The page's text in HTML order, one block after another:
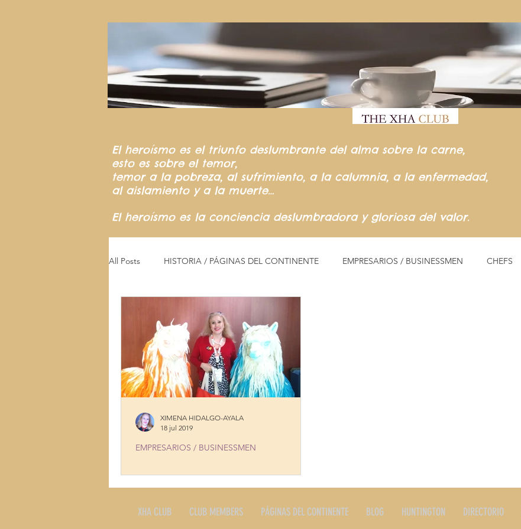
El heroísmo es el triunfo deslumbrante del alma sobre la carne,
esto es sobre el temor,
temor a la pobreza, al sufrimiento, a la calumnia, a la enfermedad,
al aislamiento y a la muerte…
El heroísmo es la conciencia deslumbradora y gloriosa del valor.
All Posts HISTORIA / PÁGINAS DEL CONTINENTE EMPRESARIOS / BUSINESSMEN CHEFS
TALENTOS COCINA CON HISTORIA
EMPRESARIOS / BUSINESSMEN
XIMENA HIDALGO-AYALA
18 jul 2019
XHA CLUB CLUB MEMBERS PÁGINAS DEL CONTINENTE BLOG HUNTINGTON DIRECTORIO